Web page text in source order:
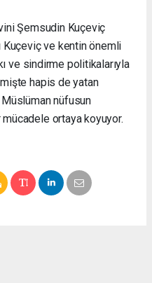
Şemsudin Kuçeviç
Kuçeviç ve kentin önemli
ve sindirme politikalarıyla
hapis de yatan
Müslüman nüfusun
ortaya koyuyor.